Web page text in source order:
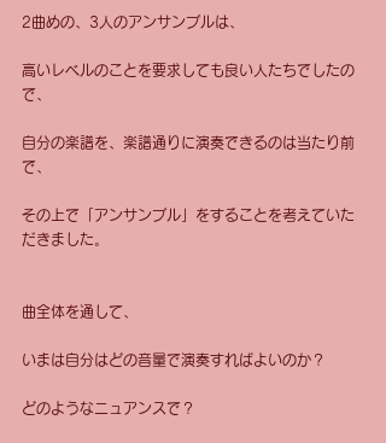
2曲めの、3人のアンサンブルは、
高いレベルのことを要求しても良い人たちでしたの
で、
自分の楽譜を、楽譜通りに演奏できるのは当たり前
で、
その上で「アンサンブル」をすることを考えていた
だきました。
曲全体を通して、
いまは自分はどの音量で演奏すればよいのか？
どのようなニュアンスで？